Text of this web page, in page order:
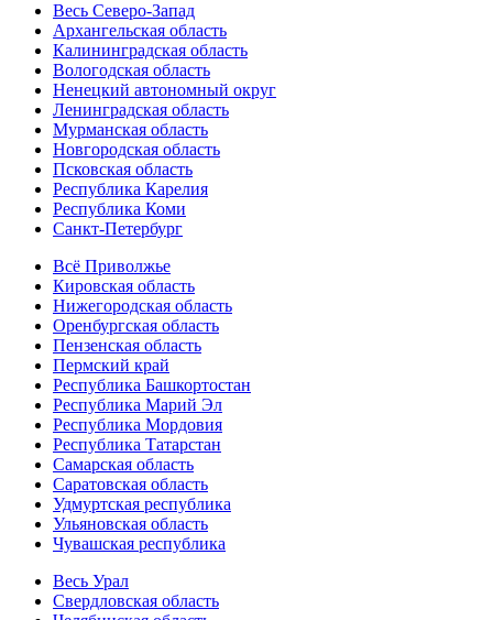
Весь Северо-Запад
Архангельская область
Калининградская область
Вологодская область
Ненецкий автономный округ
Ленинградская область
Мурманская область
Новгородская область
Псковская область
Республика Карелия
Республика Коми
Санкт-Петербург
Всё Приволжье
Кировская область
Нижегородская область
Оренбургская область
Пензенская область
Пермский край
Республика Башкортостан
Республика Марий Эл
Республика Мордовия
Республика Татарстан
Самарская область
Саратовская область
Удмуртская республика
Ульяновская область
Чувашская республика
Весь Урал
Свердловская область